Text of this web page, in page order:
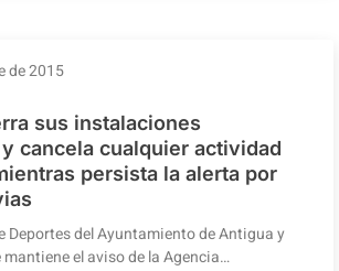
de 2015
sus instalaciones
cancela cualquier actividad
persista la alerta por
Deportes del Ayuntamiento de Antigua y
mantiene el aviso de la Agencia…